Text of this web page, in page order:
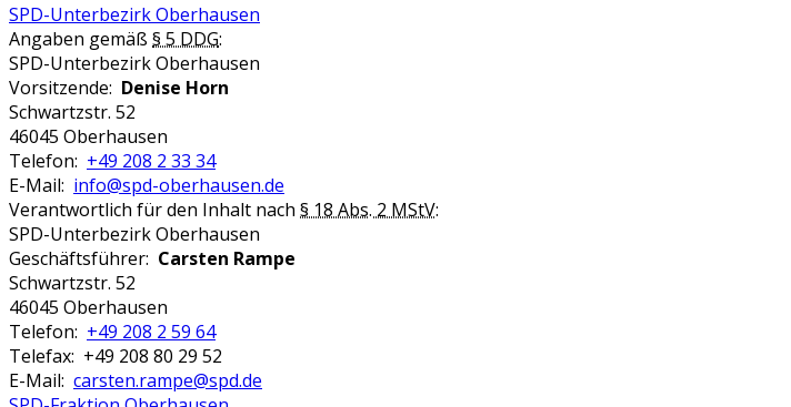
SPD-Unterbezirk Oberhausen
Angaben gemäß § 5 DDG:
SPD-Unterbezirk Oberhausen
Vorsitzende: Denise Horn
Schwartzstr. 52
46045 Oberhausen
Telefon: +49 208 2 33 34
E-Mail: info@spd-oberhausen.de
Verantwortlich für den Inhalt nach § 18 Abs. 2 MStV:
SPD-Unterbezirk Oberhausen
Geschäftsführer: Carsten Rampe
Schwartzstr. 52
46045 Oberhausen
Telefon: +49 208 2 59 64
Telefax: +49 208 80 29 52
E-Mail: carsten.rampe@spd.de